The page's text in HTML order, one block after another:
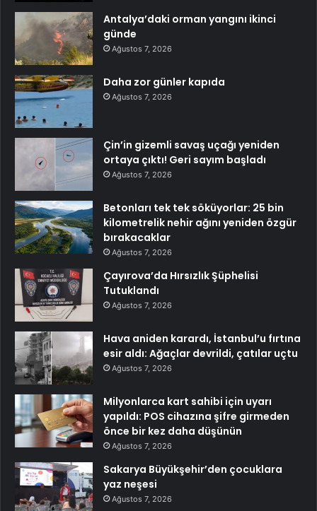
Antalya’daki orman yangını ikinci
günde
Ağustos 7, 2026
Daha zor günler kapıda
Ağustos 7, 2026
Çin’in gizemli savaş uçağı yeniden
ortaya çıktı! Geri sayım başladı
Ağustos 7, 2026
Betonları tek tek söküyorlar: 25 bin
kilometrelik nehir ağını yeniden özgür
bırakacaklar
Ağustos 7, 2026
Çayırova’da Hırsızlık Şüphelisi
Tutuklandı
Ağustos 7, 2026
Hava aniden karardı, İstanbul’u fırtına
esir aldı: Ağaçlar devrildi, çatılar uçtu
Ağustos 7, 2026
Milyonlarca kart sahibi için uyarı
yapıldı: POS cihazına şifre girmeden
önce bir kez daha düşünün
Ağustos 7, 2026
Sakarya Büyükşehir’den çocuklara
yaz neşesi
Ağustos 7, 2026